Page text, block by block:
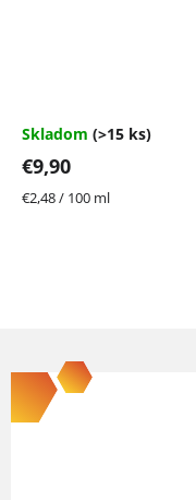
4,7
5
hviezdičiek.
Skladom (>15 ks)
€9,90
Jednotková
€2,48 / 100 ml
á
p